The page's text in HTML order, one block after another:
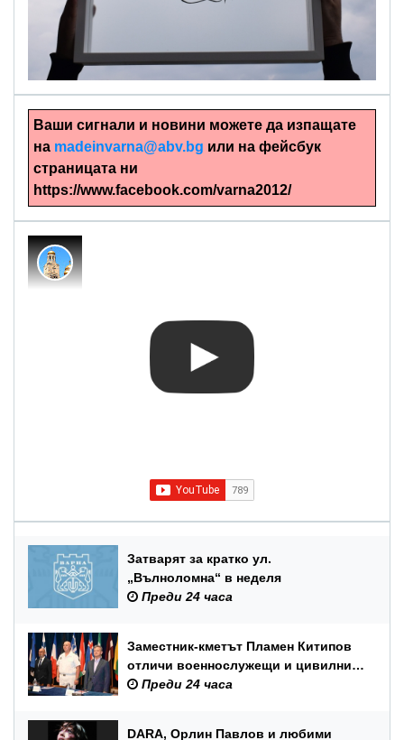
Ръчно изрязани картини
Ваши сигнали и новини можете да изпащате
на madeinvarna@abv.bg или на фейсбук
страницата ни
https://www.facebook.com/varna2012/
Затварят за кратко ул.
„Вълноломна“ в неделя
Преди 24 часа
Заместник-кметът Пламен Китипов
отличи военнослужещи и цивилни
служители по повод Празника на
Преди 24 часа
DARA, Орлин Павлов и любими